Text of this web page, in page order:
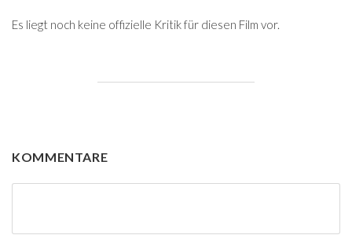
Es liegt noch keine offizielle Kritik für diesen Film vor.
KOMMENTARE